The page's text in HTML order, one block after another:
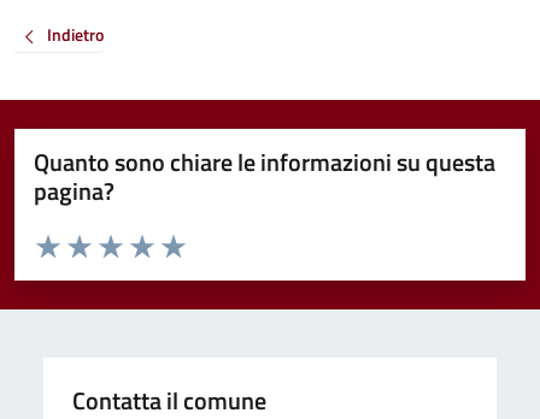
Indietro
Quanto sono chiare le informazioni su questa
pagina?
Valuta da 1 a 5 stelle la pagina
Valuta 5 stelle su 5
Valuta 4 stelle su 5
Valuta 3 stelle su 5
Valuta 2 stelle su 5
Valuta 1 stelle su 5
Contatta il comune